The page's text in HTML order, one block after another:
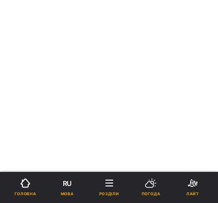
ГОЛОВНА
RU
МОВА РОЗДІЛИ ПОГОДА ЛАЙТ